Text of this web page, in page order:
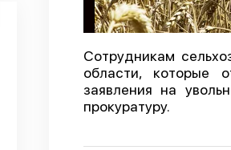
Сотрудникам
области, которые
заявления на
прокуратуру.